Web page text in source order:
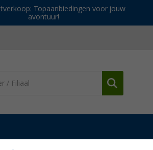
Topaanbiedingen voor jouw
avontuur!